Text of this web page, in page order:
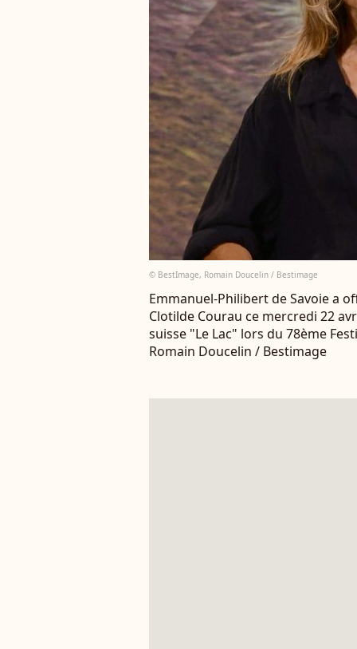
© BestImage, Romain Doucelin / Bestimage
Emmanuel-Philibert de Savoie a
Clotilde Courau ce mercredi 22
suisse "Le Lac" lors du 78ème
Romain Doucelin / Bestimage